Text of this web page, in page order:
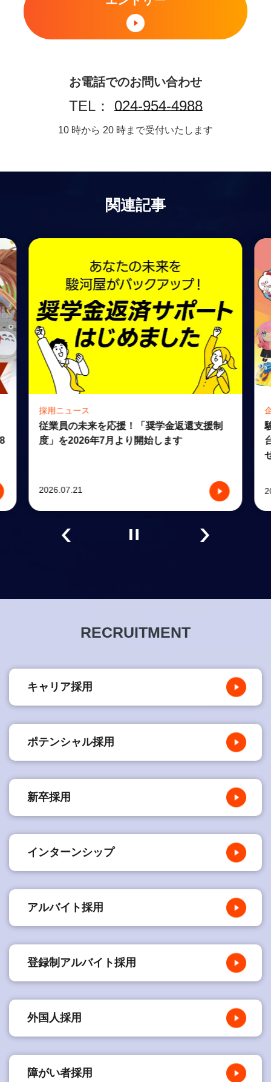
お電話でのお問い合わせ
TEL： 024-954-4988
10 時から 20 時まで受付いたします
関連記事
採用ニュース
従業員の未来を応援！「奨学金返還支援制
度」を2026年7月より開始します
2026.07.21
RECRUITMENT
キャリア採用
ポテンシャル採用
新卒採用
インターンシップ
アルバイト採用
登録制アルバイト採用
外国人採用
障がい者採用